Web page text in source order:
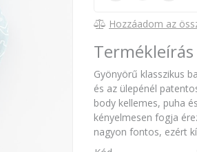
Hozzáadom az
Termékleírás
Gyönyörű klasszikus
és az ülepénél
body kellemes, puha
kényelmesen fogja
nagyon fontos, ezért